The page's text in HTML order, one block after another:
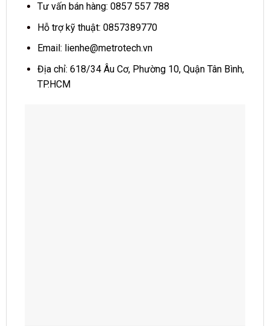
Tư vấn bán hàng: 0857 557 788
Hỗ trợ kỹ thuật: 0857389770
Email: lienhe@metrotech.vn
Địa chỉ: 618/34 Âu Cơ, Phường 10, Quận Tân Bình,
TP.HCM